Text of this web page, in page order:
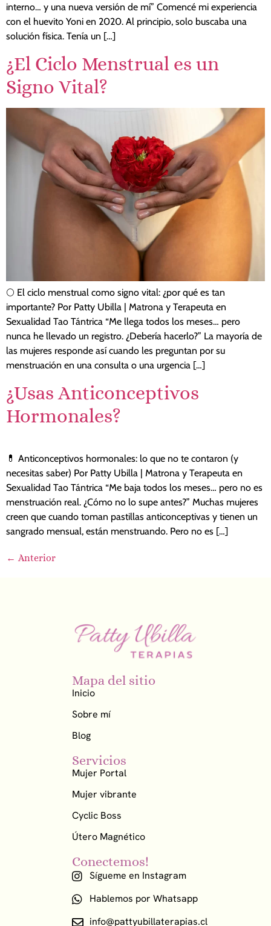
interno… y una nueva versión de mí” Comencé mi experiencia
con el huevito Yoni en 2020. Al principio, solo buscaba una
solución física. Tenía un […]
¿El Ciclo Menstrual es un
Signo Vital?
🌕 El ciclo menstrual como signo vital: ¿por qué es tan
importante? Por Patty Ubilla | Matrona y Terapeuta en
Sexualidad Tao Tántrica “Me llega todos los meses… pero
nunca he llevado un registro. ¿Debería hacerlo?” La mayoría de
las mujeres responde así cuando les preguntan por su
menstruación en una consulta o una urgencia […]
¿Usas Anticonceptivos
Hormonales?
💊 Anticonceptivos hormonales: lo que no te contaron (y
necesitas saber) Por Patty Ubilla | Matrona y Terapeuta en
Sexualidad Tao Tántrica “Me baja todos los meses… pero no es
menstruación real. ¿Cómo no lo supe antes?” Muchas mujeres
creen que cuando toman pastillas anticonceptivas y tienen un
sangrado mensual, están menstruando. Pero no es […]
← Anterior
Mapa del sitio
Inicio
Sobre mí
Blog
Servicios
Mujer Portal
Mujer vibrante
Cyclic Boss
Útero Magnético
Conectemos!
Sígueme en Instagram
Hablemos por Whatsapp
info@pattyubillaterapias.cl